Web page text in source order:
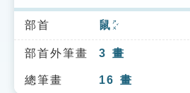
索引選單
知識索引
單字索引
部首 鼠 ㄕㄨˇ
部首外筆畫 3 畫
總筆畫 16 畫